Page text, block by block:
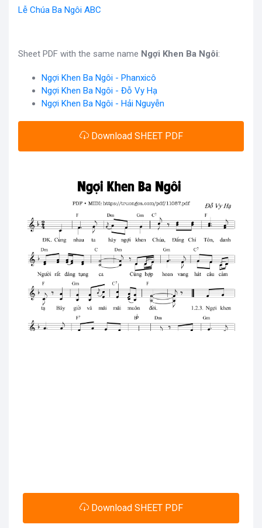
Lễ Chúa Ba Ngôi ABC
Sheet PDF with the same name Ngợi Khen Ba Ngôi:
Ngợi Khen Ba Ngôi - Phanxicô
Ngợi Khen Ba Ngôi - Đỗ Vy Hạ
Ngợi Khen Ba Ngôi - Hải Nguyễn
Download SHEET PDF
Download SHEET PDF